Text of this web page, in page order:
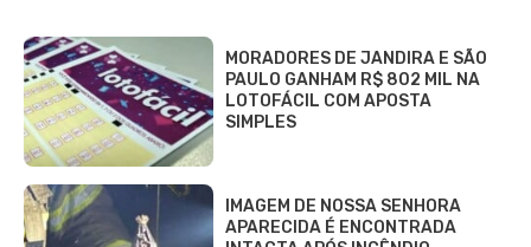
MORADORES DE JANDIRA E SÃO
PAULO GANHAM R$ 802 MIL NA
LOTOFÁCIL COM APOSTA
SIMPLES
IMAGEM DE NOSSA SENHORA
APARECIDA É ENCONTRADA